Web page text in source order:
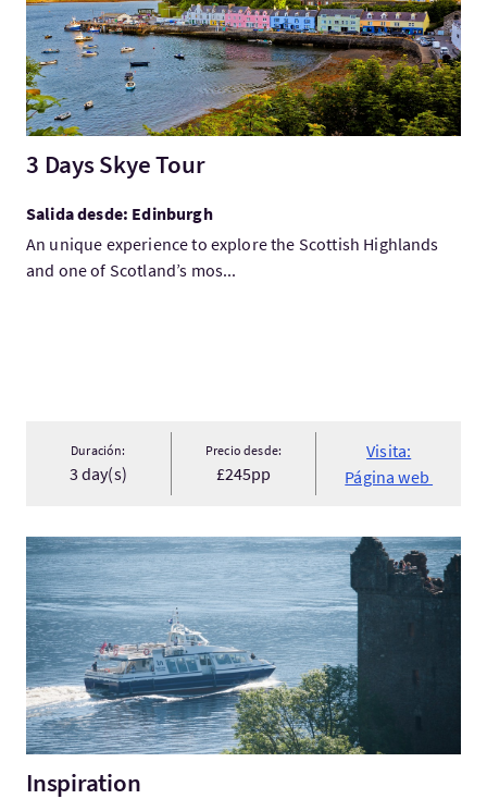
3 Days Skye Tour
Salida desde: Edinburgh
An unique experience to explore the Scottish Highlands
and one of Scotland’s mos...
Duración:
3 day(s)
Precio desde:
£245pp
Visita:
Página web
Visita:Inspiration
Inspiration